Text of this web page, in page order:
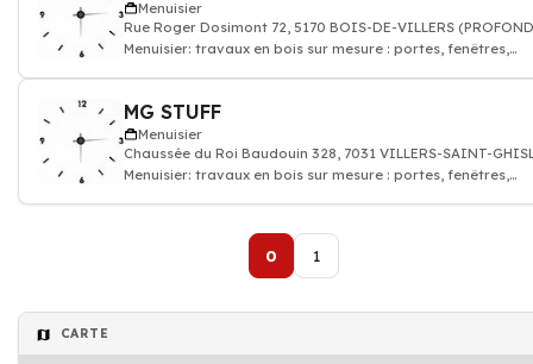
Menuisier
Rue Roger Dosimont 72, 5170 BOIS-DE-VILLERS
Menuisier: travaux en bois sur mesure : portes, fenêtres,
MG STUFF
Menuisier
Chaussée du Roi Baudouin 328, 7031 VILLERS-SAINT-
Menuisier: travaux en bois sur mesure : portes, fenêtres,
0 1
CARTE